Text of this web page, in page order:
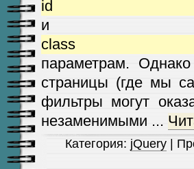
id
и
class
параметрам.
страницы (где мы
фильтры могут
незаменимыми ...
Категория: jQuery |